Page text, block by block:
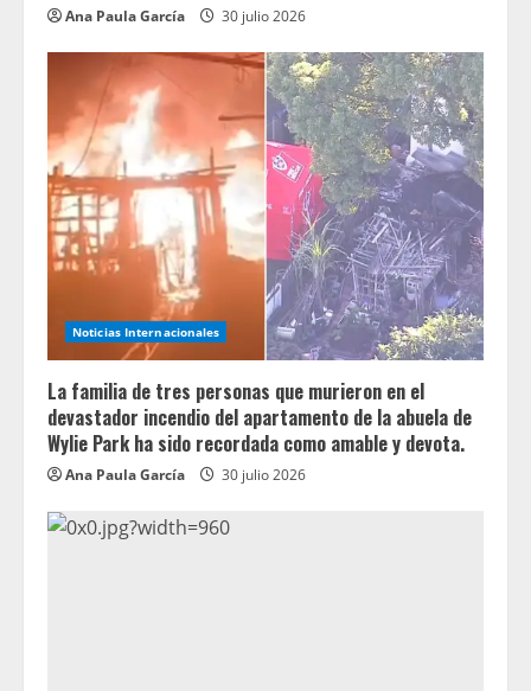
Ana Paula García 30 julio 2026
Noticias Internacionales
La familia de tres personas que murieron en el
devastador incendio del apartamento de la abuela de
Wylie Park ha sido recordada como amable y devota.
Ana Paula García 30 julio 2026